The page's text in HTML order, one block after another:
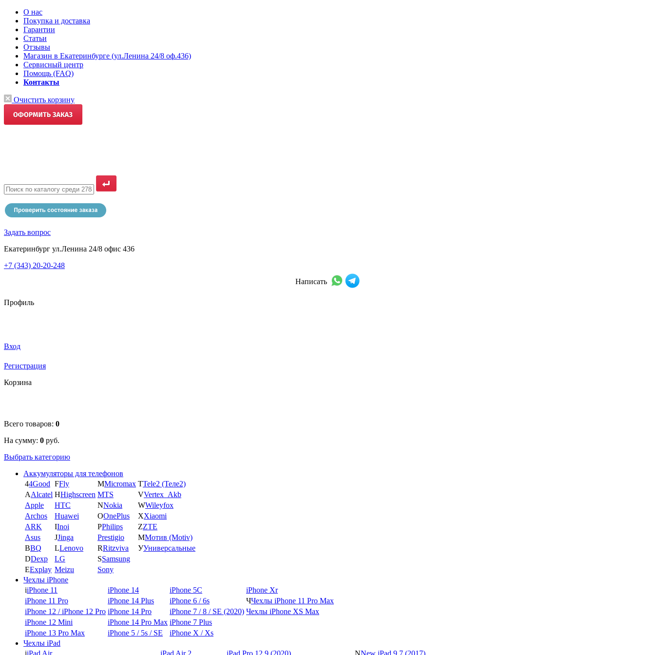
О нас
Покупка и доставка
Гарантии
Статьи
Отзывы
Магазин в Екатеринбурге (ул.Ленина 24/8 оф.436)
Сервисный центр
Помощь (FAQ)
Контакты
Очистить корзину
Задать вопрос
Екатеринбург ул.Ленина 24/8 офис 436
+7 (343) 20-20-248
Написать
Профиль
Вход
Регистрация
Корзина
Всего товаров: 0
На сумму: 0 руб.
Выбрать категорию
Аккумуляторы для телефонов
44Good FFly MMicromax TTele2 (Теле2)
AAlcatel HHighscreen MTS VVertex_Akb
Apple
HTC NNokia WWileyfox
Archos
Huawei OOnePlus XXiaomi
ARK
IInoi PPhilips ZZTE
Asus
JJinga Prestigio ММотив (Motiv)
BBQ LLenovo RRitzviva УУниверсальные
DDexp LG SSamsung
EExplay Meizu
Sony
Чехлы iPhone
iiPhone 11 iPhone 14 iPhone 5C
iPhone Xr
iPhone 11 Pro
iPhone 14 Plus iPhone 6 / 6s ЧЧехлы iPhone 11 Pro Max
iPhone 12 / iPhone 12 Pro iPhone 14 Pro iPhone 7 / 8 / SE (2020) Чехлы iPhone XS Max
iPhone 12 Mini
iPhone 14 Pro Max iPhone 7 Plus
iPhone 13 Pro Max
iPhone 5 / 5s / SE
iPhone X / Xs
Чехлы iPad
iiPad Air iPad Air 2 iPad Pro 12.9 (2020) NNew iPad 9.7 (2017)